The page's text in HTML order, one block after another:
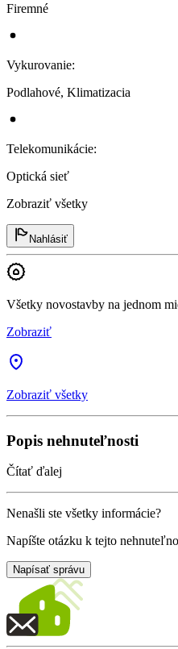
Firemné
Vykurovanie:
Podlahové, Klimatizacia
Telekomunikácie:
Optická sieť
Zobraziť všetky
Nahlásiť
Všetky novostavby na jednom
Zobraziť
Zobraziť všetky
Popis nehnuteľnosti
Čítať ďalej
Nenašli ste všetky informácie?
Napíšte otázku k tejto
Napísať správu